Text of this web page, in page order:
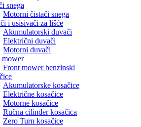
snega
Motorni čistači snega
i usisivači za lišće
Akumulatorski duvači
Električni duvači
Motorni duvači
mower
Front mower benzinski
Akumulatorske kosačice
Električne kosačice
Motorne kosačice
Ručna cilinder kosačica
Zero Turn kosačice